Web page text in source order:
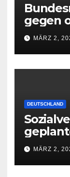
gegen
MÄRZ 2,
DEUTSCHLAND
derMÄRZ 2,